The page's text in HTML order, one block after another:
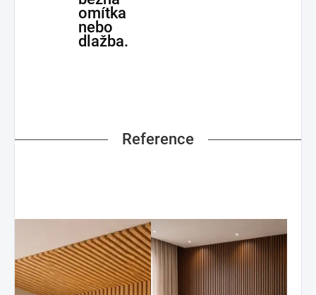
omítka
nebo
dlažba.
Reference